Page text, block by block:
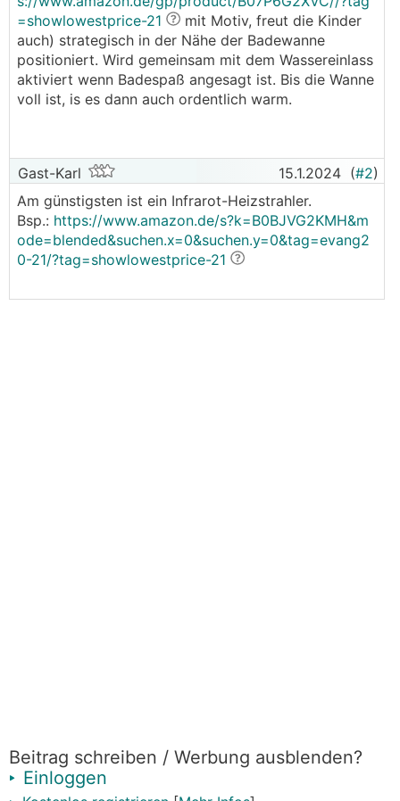
=showlowestprice-21
mit Motiv, freut die Kinder
auch) strategisch in der Nähe der Badewanne
positioniert. Wird gemeinsam mit dem Wassereinlass
aktiviert wenn Badespaß angesagt ist. Bis die Wanne
voll ist, is es dann auch ordentlich warm.
Gast-Karl 15.1.2024 (#2)
Am günstigsten ist ein Infrarot-Heizstrahler.
Bsp.: https://www.amazon.de/s?k=B0BJVG2KMH&m
ode=blended&suchen.x=0&suchen.y=0&tag=evang2
0-21/?tag=showlowestprice-21
Beitrag schreiben / Werbung ausblenden?
Einloggen